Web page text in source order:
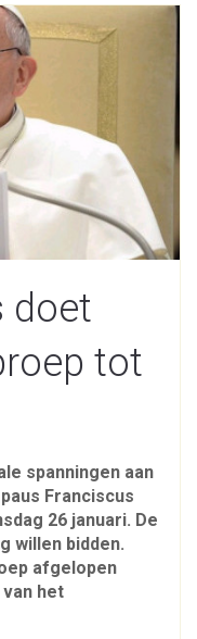
doet
tot
spanningen aan
Franciscus
26 januari. De
willen bidden.
afgelopen
van het